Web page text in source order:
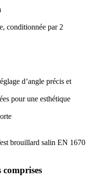
conditionnée par 2
d’angle précis et
pour une esthétique
brouillard salin EN 1670
comprises